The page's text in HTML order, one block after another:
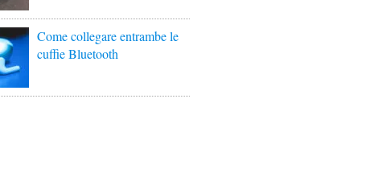
Come collegare entrambe le
cuffie Bluetooth